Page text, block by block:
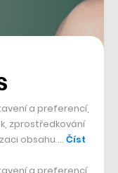
a preferencí,
zprostředkování
obsahu … Číst